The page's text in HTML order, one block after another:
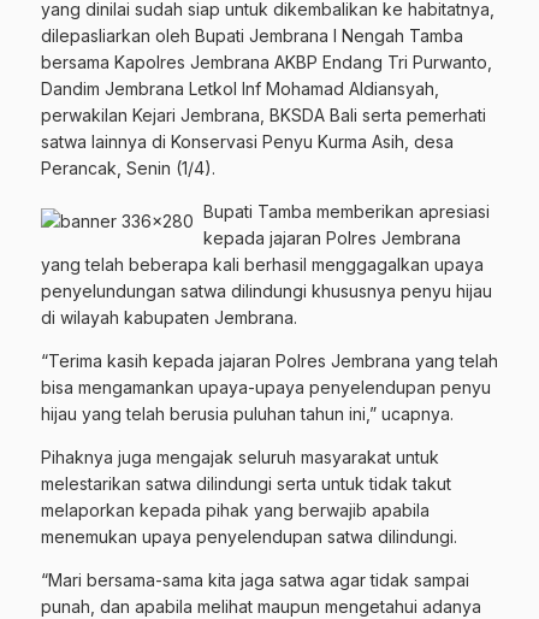
yang dinilai sudah siap untuk dikembalikan ke habitatnya,
dilepasliarkan oleh Bupati Jembrana I Nengah Tamba
bersama Kapolres Jembrana AKBP Endang Tri Purwanto,
Dandim Jembrana Letkol Inf Mohamad Aldiansyah,
perwakilan Kejari Jembrana, BKSDA Bali serta pemerhati
satwa lainnya di Konservasi Penyu Kurma Asih, desa
Perancak, Senin (1/4).
Bupati Tamba memberikan apresiasi
kepada jajaran Polres Jembrana
yang telah beberapa kali berhasil menggagalkan upaya
penyelundungan satwa dilindungi khususnya penyu hijau
di wilayah kabupaten Jembrana.
“Terima kasih kepada jajaran Polres Jembrana yang telah
bisa mengamankan upaya-upaya penyelendupan penyu
hijau yang telah berusia puluhan tahun ini,” ucapnya.
Pihaknya juga mengajak seluruh masyarakat untuk
melestarikan satwa dilindungi serta untuk tidak takut
melaporkan kepada pihak yang berwajib apabila
menemukan upaya penyelendupan satwa dilindungi.
“Mari bersama-sama kita jaga satwa agar tidak sampai
punah, dan apabila melihat maupun mengetahui adanya